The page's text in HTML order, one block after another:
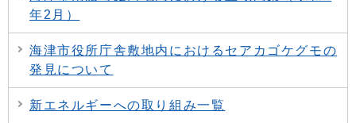
年2月）
海津市役所庁舎敷地内におけるセアカゴケグモの
発見について
新エネルギーへの取り組み一覧